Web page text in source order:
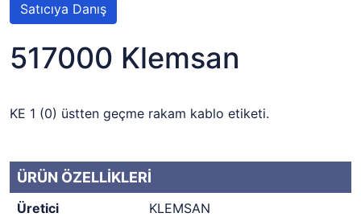
Satıcıya Danış
517000 Klemsan
KE 1 (0) üstten geçme rakam kablo etiketi.
ÜRÜN ÖZELLİKLERİ
Üretici
KLEMSAN